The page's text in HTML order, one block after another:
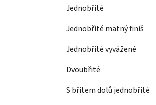
Jednobřité
Jednobřité matný finiš
Jednobřité vyvážené
Dvoubřité
S břitem dolů jednobřité